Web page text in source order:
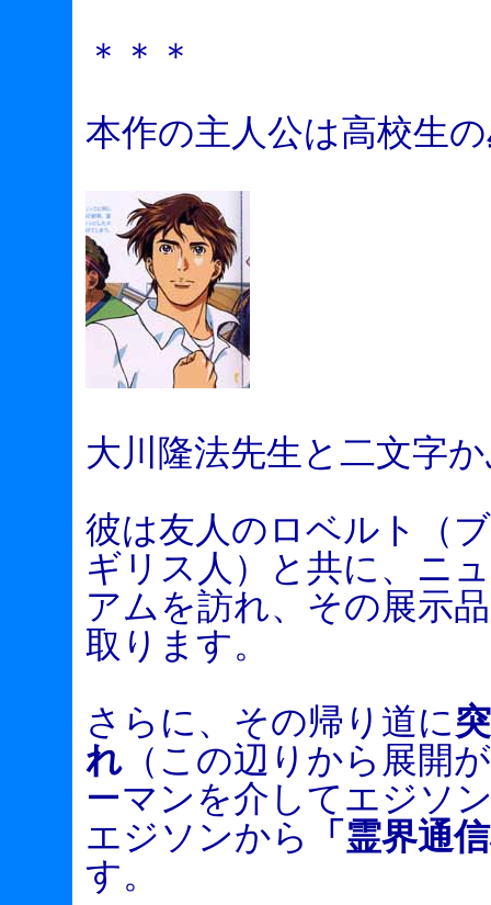
＊＊＊
本作の主人公は高校生の
大川隆法先生と二文字
彼は友人のロベルト（
ギリス人）と共に、ニ
アムを訪れ、その展示
取ります。
さらに、その帰り道に
れ （この辺りから展開
ーマンを介してエジソ
エジソンから
「霊界通
す。